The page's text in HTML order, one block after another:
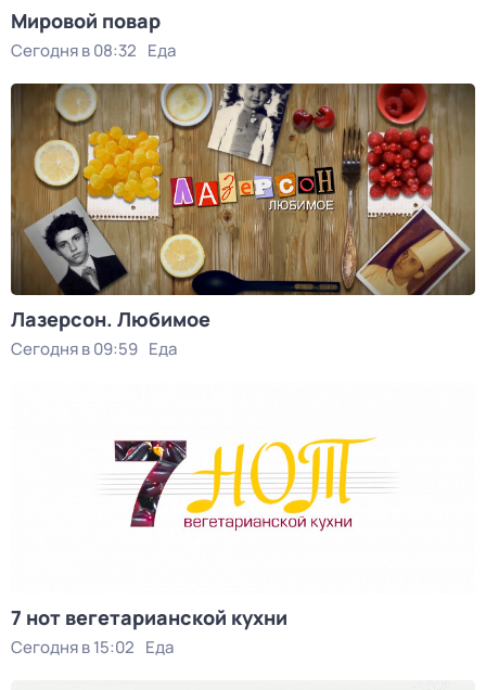
Мировой повар
Сегодня в 08:32 Еда
Лазерсон. Любимое
Сегодня в 09:59 Еда
7 нот вегетарианской кухни
Сегодня в 15:02 Еда